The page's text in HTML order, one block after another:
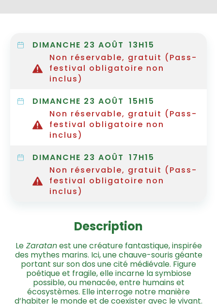
DIMANCHE 23 AOÛT 13H15
Non réservable, gratuit (Pass-
festival obligatoire non
inclus)
DIMANCHE 23 AOÛT 15H15
Non réservable, gratuit (Pass-
festival obligatoire non
inclus)
DIMANCHE 23 AOÛT 17H15
Non réservable, gratuit (Pass-
festival obligatoire non
inclus)
Description
LeZaratanest une créature fantastique, inspirée
des mythes marins. Ici, une chauve-souris géante
portant sur son dos une cité médiévale. Figure
poétique et fragile, elle incarne la symbiose
possible, ou menacée, entre humains et
écosystèmes. Elle interroge notre manière
d’habiter le monde et de coexister avec le vivant.